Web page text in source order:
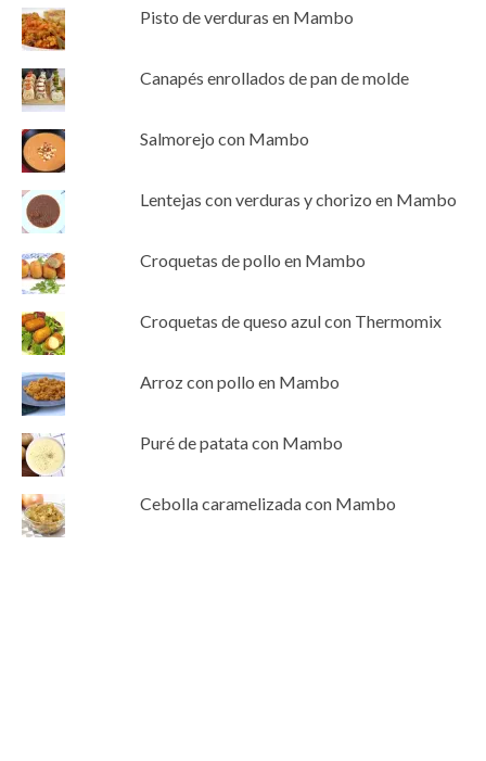
Pisto de verduras en Mambo
Canapés enrollados de pan de molde
Salmorejo con Mambo
Lentejas con verduras y chorizo en Mambo
Croquetas de pollo en Mambo
Croquetas de queso azul con Thermomix
Arroz con pollo en Mambo
Puré de patata con Mambo
Cebolla caramelizada con Mambo